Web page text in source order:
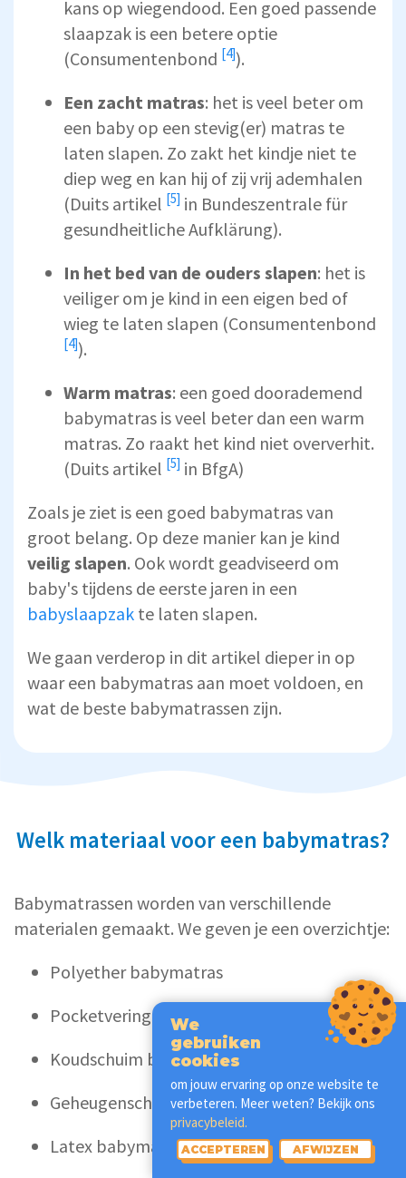
kans op wiegendood. Een goed passende
slaapzak is een betere optie
(Consumentenbond [4]).
Een zacht matras: het is veel beter om
een baby op een stevig(er) matras te
laten slapen. Zo zakt het kindje niet te
diep weg en kan hij of zij vrij ademhalen
(Duits artikel [5] in Bundeszentrale für
gesundheitliche Aufklärung).
In het bed van de ouders slapen: het is
veiliger om je kind in een eigen bed of
wieg te laten slapen (Consumentenbond
[4]).
Warm matras: een goed doorademend
babymatras is veel beter dan een warm
matras. Zo raakt het kind niet oververhit.
(Duits artikel [5] in BfgA)
Zoals je ziet is een goed babymatras van
groot belang. Op deze manier kan je kind
veilig slapen. Ook wordt geadviseerd om
baby's tijdens de eerste jaren in een
babyslaapzak te laten slapen.
We gaan verderop in dit artikel dieper in op
waar een babymatras aan moet voldoen, en
wat de beste babymatrassen zijn.
Welk materiaal voor een babymatras?
Babymatrassen worden van verschillende
materialen gemaakt. We geven je een overzichtje:
Polyether babymatras
Pocketvering babymatras
Koudschuim babymatras
Geheugenschuim babymatras
Latex babymatras
We
gebruiken
cookies
om jouw ervaring op onze website te
verbeteren. Meer weten? Bekijk ons
privacybeleid.
ACCEPTEREN AFWIJZEN